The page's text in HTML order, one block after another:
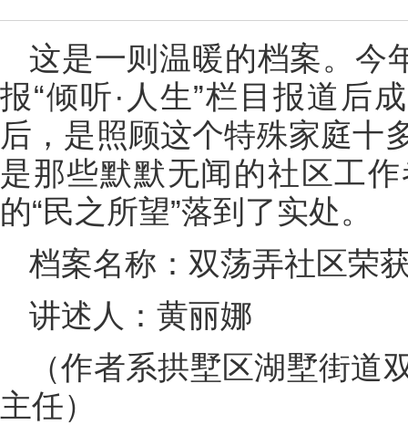
这是一则温暖的档案。今
报“倾听·人生”栏目报道后
后，是照顾这个特殊家庭十
是那些默默无闻的社区工
的“民之所望”落到了实处。
档案名称：双荡弄社区荣
讲述人：黄丽娜
（作者系拱墅区湖墅街道
主任）